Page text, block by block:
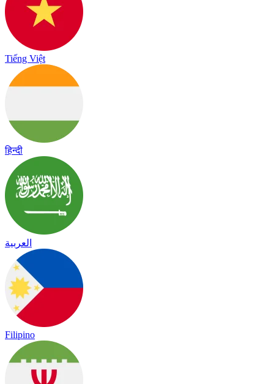
Tiếng Việt
हिन्दी
العربية
Filipino